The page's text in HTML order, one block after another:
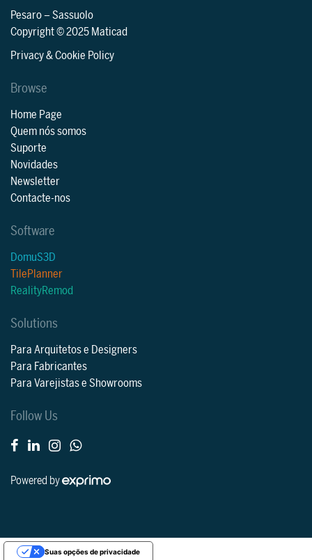
Pesaro–Sassuolo
Copyright © 2025 Maticad
Privacy & Cookie Policy
Browse
Home Page
Quem nós somos
Suporte
Novidades
Newsletter
Contacte-nos
Software
DomuS3D
TilePlanner
RealityRemod
Solutions
Para Arquitetos e Designers
Para Fabricantes
Para Varejistas e Showrooms
Follow Us
Powered by
Suas opções de privacidade